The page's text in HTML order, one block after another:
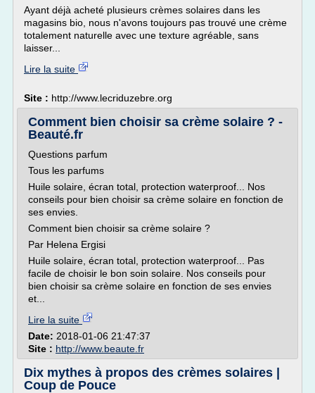
Ayant déjà acheté plusieurs crèmes solaires dans les
magasins bio, nous n'avons toujours pas trouvé une crème
totalement naturelle avec une texture agréable, sans
laisser...
Lire la suite
Site : http://www.lecriduzebre.org
Comment bien choisir sa crème solaire ? -
Beauté.fr
Questions parfum
Tous les parfums
Huile solaire, écran total, protection waterproof... Nos
conseils pour bien choisir sa crème solaire en fonction de
ses envies.
Comment bien choisir sa crème solaire ?
Par Helena Ergisi
Huile solaire, écran total, protection waterproof... Pas
facile de choisir le bon soin solaire. Nos conseils pour
bien choisir sa crème solaire en fonction de ses envies
et...
Lire la suite
Date: 2018-01-06 21:47:37
Site : http://www.beaute.fr
Dix mythes à propos des crèmes solaires |
Coup de Pouce